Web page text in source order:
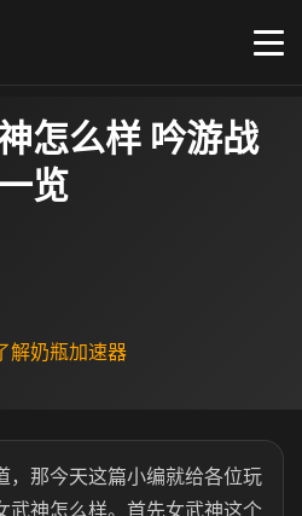
怎么样 吟游战
览
解奶瓶加速器
，那今天这篇小编就给各位玩
武神怎么样。首先女武神这个